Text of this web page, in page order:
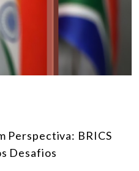
Perspectiva: BRICS
Desafios